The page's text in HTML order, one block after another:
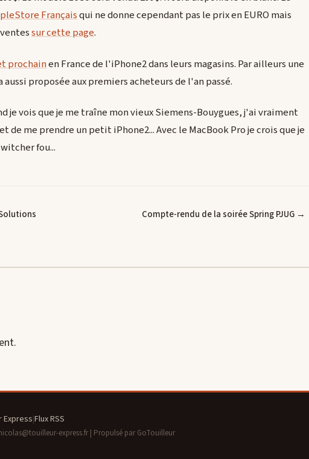
Françaisqui ne donne cependant pas le prix en EURO mais
sur cette page.
prochainen France de l'iPhone2 dans leurs magasins. Par ailleurs une
proposée aux premiers acheteurs de l'an passé.
je vois que je me traîne mon vieux Siemens-Bouygues, j'ai vraiment
de me prendre un petit iPhone2... Avec le MacBook Pro je crois que je
fou...
Compte-rendu de la soirée Spring PJUG →
Express|Flux RSS
express.fr | Propulsé par GoTouilleur